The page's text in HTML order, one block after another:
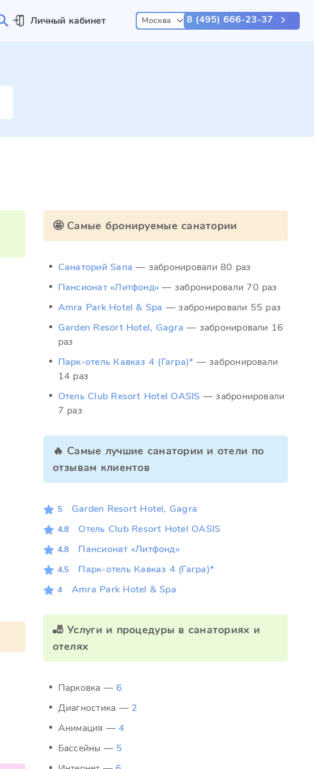
Личный кабинет Москва 8 (495) 666-23-37
🤩 Самые бронируемые санатории
Санаторий Sana — забронировали 80 раз
Пансионат «Литфонд» — забронировали 70 раз
Amra Park Hotel & Spa — забронировали 55 раз
Garden Resort Hotel, Gagra — забронировали 16
раз
Парк-отель Кавказ 4 (Гагра)* — забронировали
14 раз
Отель Club Resort Hotel OASIS — забронировали
7 раз
🔥 Самые лучшие санатории и отели по
отзывам клиентов
5 Garden Resort Hotel, Gagra
4.8 Отель Club Resort Hotel OASIS
4.8 Пансионат «Литфонд»
4.5 Парк-отель Кавказ 4 (Гагра)*
4 Amra Park Hotel & Spa
🎳 Услуги и процедуры в санаториях и
отелях
Парковка —6
Диагностика — 2
Анимация —4
Бассейны — 5